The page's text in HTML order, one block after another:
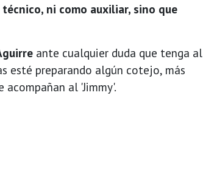
ni como auxiliar, sino que
ante cualquier duda que tenga al
esté preparando algún cotejo, más
al 'Jimmy'.